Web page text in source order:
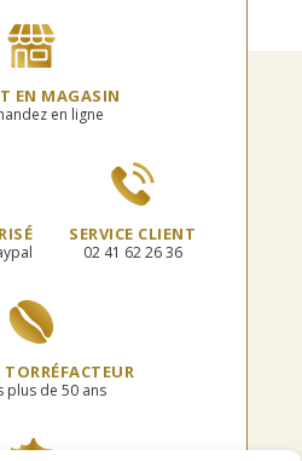
peuvent
être
choisies
EN MAGASIN
en ligne
SERVICE CLIENT
02 41 62 26 36
plus de 50 ans